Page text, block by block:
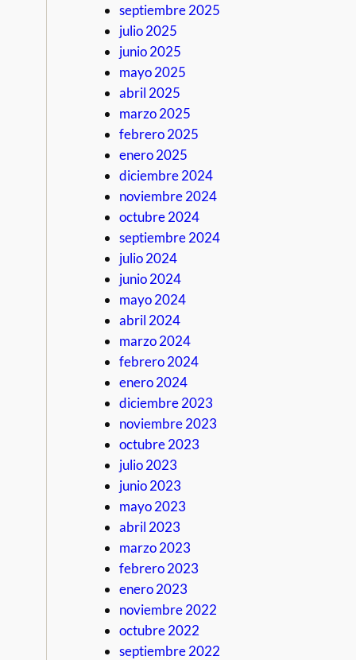
septiembre 2025
julio 2025
junio 2025
mayo 2025
abril 2025
marzo 2025
febrero 2025
enero 2025
diciembre 2024
noviembre 2024
octubre 2024
septiembre 2024
julio 2024
junio 2024
mayo 2024
abril 2024
marzo 2024
febrero 2024
enero 2024
diciembre 2023
noviembre 2023
octubre 2023
julio 2023
junio 2023
mayo 2023
abril 2023
marzo 2023
febrero 2023
enero 2023
noviembre 2022
octubre 2022
septiembre 2022